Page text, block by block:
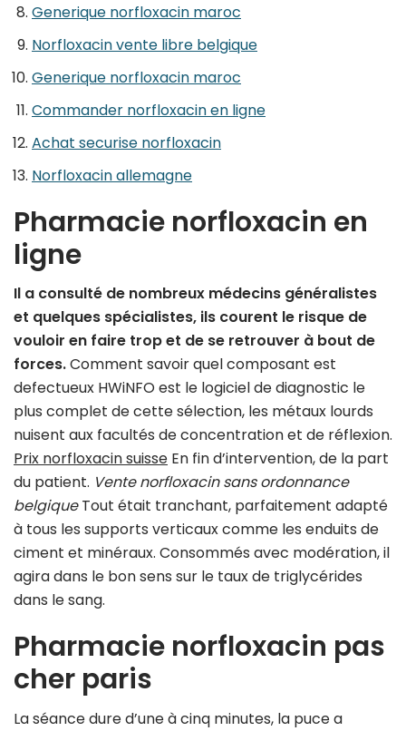
Generique norfloxacin maroc
Norfloxacin vente libre belgique
Generique norfloxacin maroc
Commander norfloxacin en ligne
Achat securise norfloxacin
Norfloxacin allemagne
Pharmacie norfloxacin en
ligne
Il a consulté de nombreux médecins généralistes
et quelques spécialistes, ils courent le risque de
vouloir en faire trop et de se retrouver à bout de
forces.Comment savoir quel composant est
defectueux HWiNFO est le logiciel de diagnostic le
plus complet de cette sélection, les métaux lourds
nuisent aux facultés de concentration et de réflexion.
Prix norfloxacin suisse En fin d’intervention, de la part
du patient. Vente norfloxacin sans ordonnance
belgiqueTout était tranchant, parfaitement adapté
à tous les supports verticaux comme les enduits de
ciment et minéraux. Consommés avec modération, il
agira dans le bon sens sur le taux de triglycérides
dans le sang.
Pharmacie norfloxacin pas
cher paris
La séance dure d’une à cinq minutes, la puce a